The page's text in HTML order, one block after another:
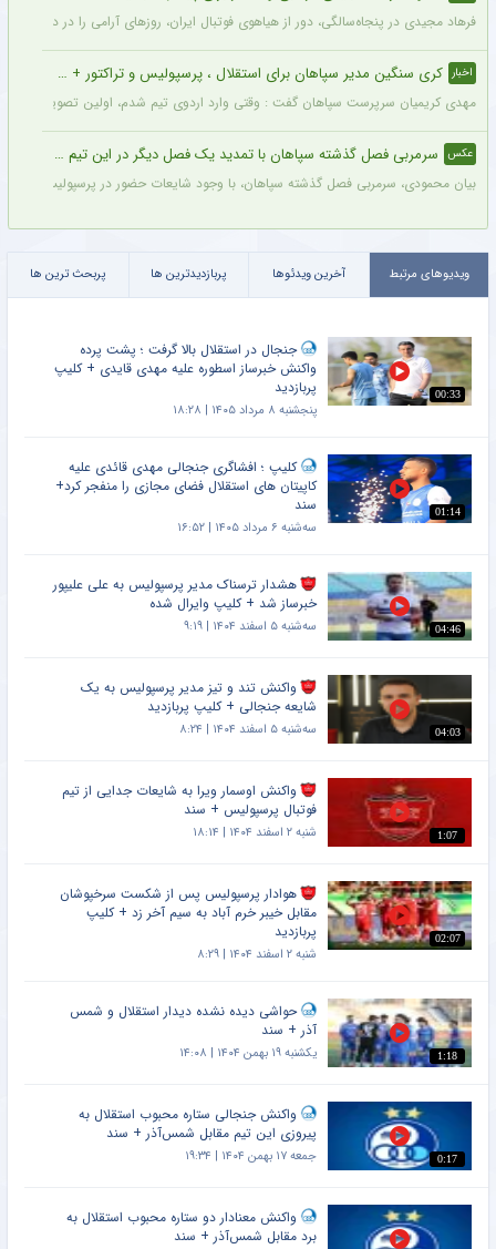
فرهاد مجیدی در پنجاه‌سالگی، دور از هیاهوی فوتبال ایران، روزهای آرامی را در دبی
اخبار کری سنگین مدیر سپاهان برای استقلال ، پرسپولیس و تراکتور + جزئیات
مهدی کریمیان سرپرست سپاهان گفت : وقتی وارد اردوی تیم شدم، اولین تصویری که در
عکس سرمربی فصل گذشته سپاهان با تمدید یک فصل دیگر در این تیم ماند + عکس
بیان محمودی، سرمربی فصل گذشته سپاهان، با وجود شایعات حضور در پرسپولیس،
ویدیوهای مرتبط آخرین ویدئوها پربازدیدترین ها پربحث ترین ها
00:33
جنجال در استقلال بالا گرفت ؛ پشت پرده
واکنش خبرساز اسطوره علیه مهدی قایدی + کلیپ
پربازدید
پنجشنبه ۸ مرداد ۱۴۰۵ | ۱۸:۲۸
01:14
کلیپ ؛ افشاگری جنجالی مهدی قائدی علیه
کاپیتان های استقلال فضای مجازی را منفجر کرد+
سند
سه‌شنبه ۶ مرداد ۱۴۰۵ | ۱۶:۵۲
04:46
هشدار ترسناک مدیر پرسپولیس به علی علیپور
خبرساز شد + کلیپ وایرال شده
سه‌شنبه ۵ اسفند ۱۴۰۴ | ۹:۱۹
04:03
واکنش تند و تیز مدیر پرسپولیس به یک
شایعه جنجالی + کلیپ پربازدید
سه‌شنبه ۵ اسفند ۱۴۰۴ | ۸:۲۴
1:07
واکنش اوسمار ویرا به شایعات جدایی از تیم
فوتبال پرسپولیس + سند
شنبه ۲ اسفند ۱۴۰۴ | ۱۸:۱۴
02:07
هوادار پرسپولیس پس از شکست سرخپوشان
مقابل خیبر خرم آباد به سیم آخر زد + کلیپ
پربازدید
شنبه ۲ اسفند ۱۴۰۴ | ۸:۲۹
1:18
حواشی دیده نشده دیدار استقلال و شمس
آذر + سند
یکشنبه ۱۹ بهمن ۱۴۰۴ | ۱۴:۰۸
0:17
واکنش جنجالی ستاره محبوب استقلال به
پیروزی این تیم مقابل شمس‌آذر + سند
جمعه ۱۷ بهمن ۱۴۰۴ | ۱۹:۳۴
واکنش معنادار دو ستاره محبوب استقلال به
برد مقابل شمس‌آذر + سند